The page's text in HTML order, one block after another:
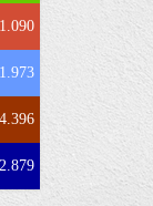
1.090
1.973
4.396
2.879